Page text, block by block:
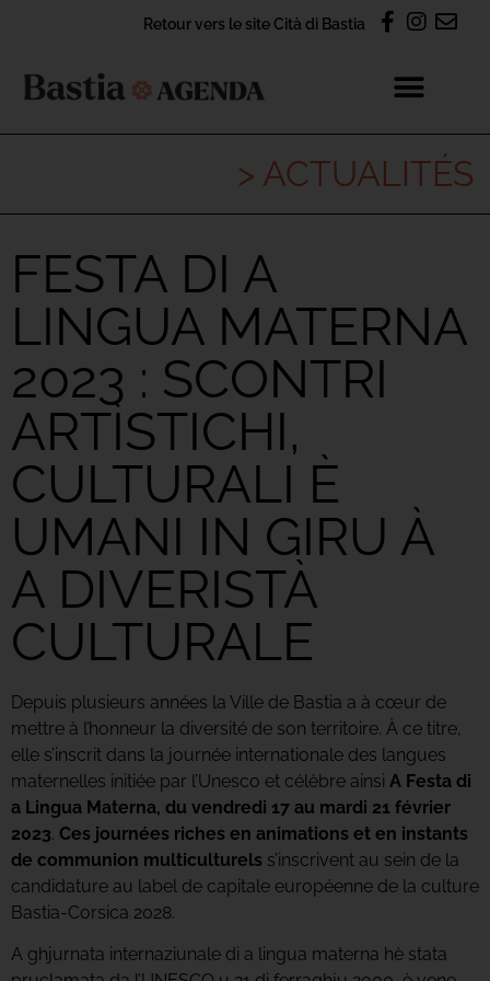
Retour vers le site Cità di Bastia
> ACTUALITÉS
FESTA DI A
LINGUA MATERNA
2023 : SCONTRI
ARTÌSTICHI,
CULTURALI È
UMANI IN GIRU À
A DIVERISTÀ
CULTURALE
Depuis plusieurs années la Ville de Bastia a à cœur de
mettre à l’honneur la diversité de son territoire. À ce titre,
elle s’inscrit dans la journée internationale des langues
maternelles initiée par l’Unesco et célèbre ainsi A Festa di
a Lingua Materna, du vendredi 17 au mardi 21 février
2023. Ces journées riches en animations et en instants
de communion multiculturels s’inscrivent au sein de la
candidature au label de capitale européenne de la culture
Bastia-Corsica 2028.
A ghjurnata internaziunale di a lingua materna hè stata